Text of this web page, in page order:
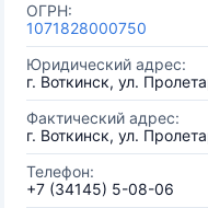
ОГРН:
1071828000750
Юридический адрес:
г. Воткинск, ул.
Фактический адрес:
г. Воткинск, ул.
Телефон:
+7 (34145) 5-08-06